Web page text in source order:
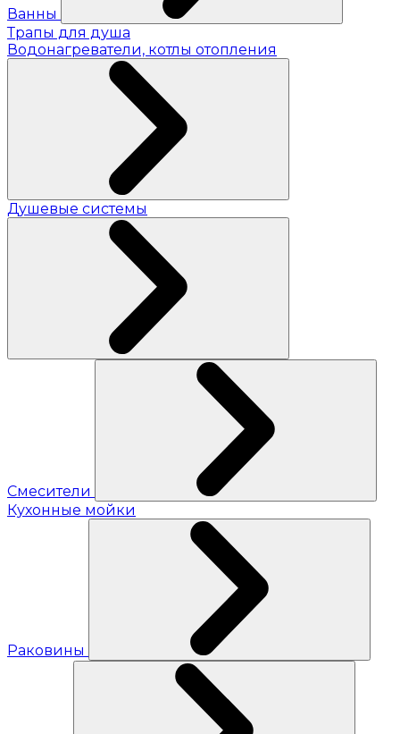
Ванны
Трапы для душа
Водонагреватели, котлы отопления
Душевые системы
Смесители
Кухонные мойки
Раковины